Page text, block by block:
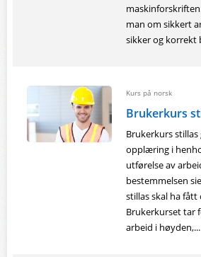
man om sikkert
sikker og korrekt
Kurs på norsk
Brukerkurs
Brukerkurs
opplæring i
utførelse av
bestemmelsen
stillas skal ha
Brukerkurset tar
arbeid i høyden,...